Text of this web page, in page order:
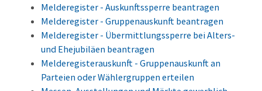
Melderegister - Auskunftssperre beantragen
Melderegister - Gruppenauskunft beantragen
Melderegister - Übermittlungssperre bei Alters-
und Ehejubiläen beantragen
Melderegisterauskunft - Gruppenauskunft an
Parteien oder Wählergruppen erteilen